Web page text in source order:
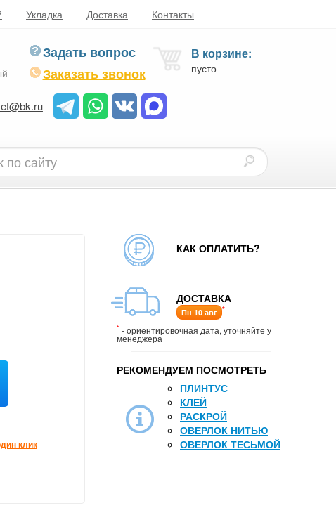
Укладка Доставка Контакты
Задать вопрос
Заказать звонок
В корзине:
пусто
клик
КАК ОПЛАТИТЬ?
ДОСТАВКА
Пн 10 авг *
* - ориентировочная дата, уточняйте у
менеджера
РЕКОМЕНДУЕМ ПОСМОТРЕТЬ
ПЛИНТУС
КЛЕЙ
РАСКРОЙ
ОВЕРЛОК НИТЬЮ
ОВЕРЛОК ТЕСЬМОЙ